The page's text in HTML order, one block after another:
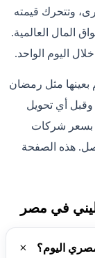
وتتحرك قيمته
المال العالمية.
اليوم الواحد.
بعينها مثل رمضان
وقبل أي تحويل
بسعر شركات
هذه الصفحة
في مصر
اليوم؟